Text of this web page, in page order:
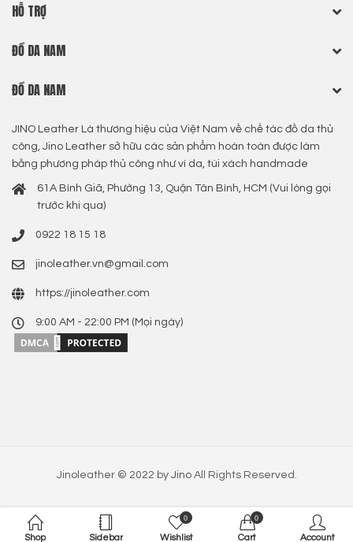
HỖ TRỢ
ĐỒ DA NAM
ĐỒ DA NAM
JINO Leather Là thương hiệu của Việt Nam về chế tác đồ da thủ
công, Jino Leather sở hữu các sản phẩm hoàn toàn được làm
bằng phương pháp thủ công như ví da, túi xách handmade
61A Bình Giã, Phường 13, Quận Tân Bình, HCM (Vui lòng gọi
trước khi qua)
0922 18 15 18
jinoleather.vn@gmail.com
https://jinoleather.com
9:00 AM - 22:00 PM (Mọi ngày)
Jinoleather © 2022 by JinoAll Rights Reserved.
Shop Sidebar
0
Wishlist
0
Cart Account